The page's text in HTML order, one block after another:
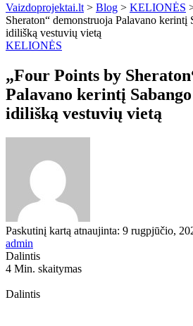
Vaizdoprojektai.lt > Blog > KELIONĖS
Sheraton“ demonstruoja Palavano
idilišką vestuvių vietą
KELIONĖS
„Four Points by
Palavano kerintį
idilišką vestuvių vietą
Paskutinį kartą atnaujinta: 9 rugpjūčio,
admin
Dalintis
4 Min. skaitymas
Dalintis